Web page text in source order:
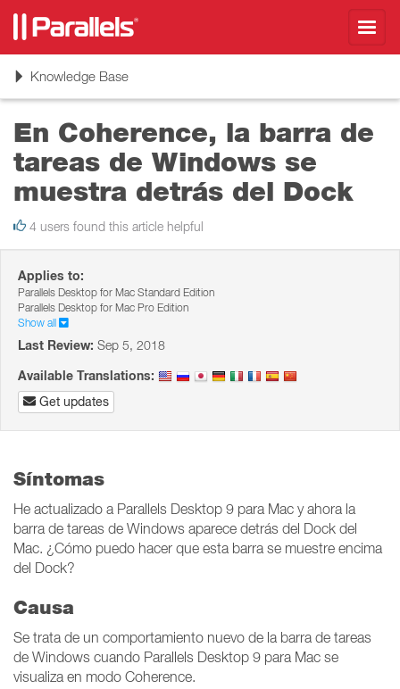
ToggleKnowledge Base
En Coherence, la barra de
tareas de Windows se
muestra detrás del Dock
4 users found this article helpful
Applies to:
Parallels Desktop for Mac Standard Edition
Parallels Desktop for Mac Pro Edition
Show all
Last Review: Sep 5, 2018
Available Translations:
Get updates
Síntomas
He actualizado a Parallels Desktop 9 para Mac y ahora la
barra de tareas de Windows aparece detrás del Dock del
Mac. ¿Cómo puedo hacer que esta barra se muestre encima
del Dock?
Causa
Se trata de un comportamiento nuevo de la barra de tareas
de Windows cuando Parallels Desktop 9 para Mac se
visualiza en modo Coherence.